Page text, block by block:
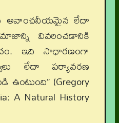
అవాంఛనీయమైన లేదా
వివరించడానికి
ఇది సాధారణంగా
లేదా పర్యావరణ
ఉంటుంది” (Gregory
A Natural History